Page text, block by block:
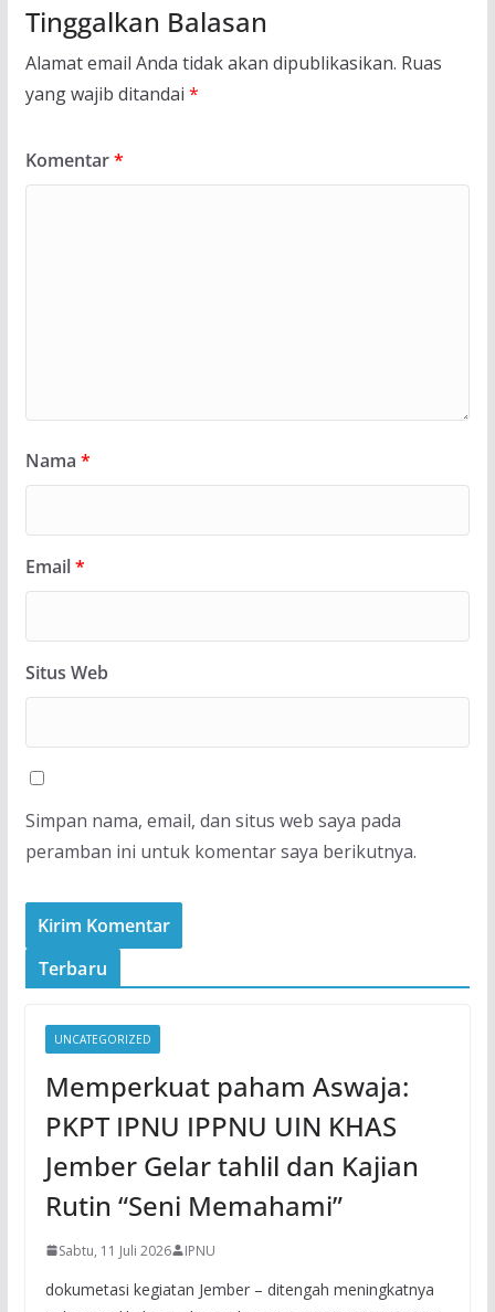
Tinggalkan Balasan
Alamat email Anda tidak akan dipublikasikan. Ruas
yang wajib ditandai *
Komentar*
Nama *
Email*
Situs Web
Simpan nama, email, dan situs web saya pada
peramban ini untuk komentar saya berikutnya.
Terbaru
UNCATEGORIZED
Memperkuat paham Aswaja:
PKPT IPNU IPPNU UIN KHAS
Jember Gelar tahlil dan Kajian
Rutin “Seni Memahami”
Sabtu, 11 Juli 2026 IPNU
dokumetasi kegiatan Jember – ditengah meningkatnya